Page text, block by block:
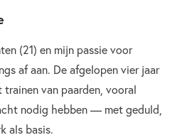
(21) en mijn passie voor
af aan. De afgelopen vier jaar
van paarden, vooral
nodig hebben — met geduld,
als basis.